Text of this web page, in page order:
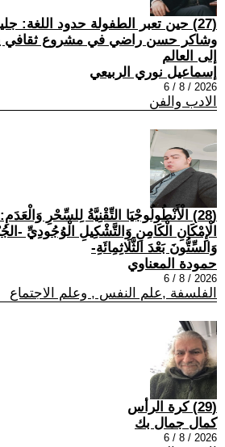
(27) حين تعبر الطفولة حدود اللغة:
وشاكر حسن راضي في مشروع ثقافي
إلى العالم
إسماعيل نوري الربيعي
2026 / 8 / 6
الادب والفن
(28) الْأَنْطُولُوجْيَا التِّقْنِيَّةُ لِلسِّحْرِ
الْإِمْكَانِ الْكَامِنِ وَالتَّشْكِيلِ الْوُجُودِيِّ -
وَالسِّتُّونَ بَعْدَ الثَّلَاثِمِائَةِ-
حمودة المعناوي
2026 / 8 / 6
الفلسفة ,علم النفس , وعلم الاجتماع
(29) كرة الرأس
كمال جمال بك
2026 / 8 / 6